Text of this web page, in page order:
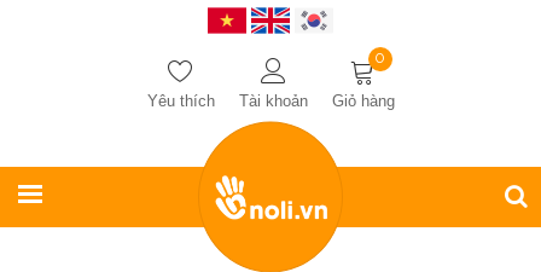
0
Giỏ hàng
Tài khoản
Yêu thích